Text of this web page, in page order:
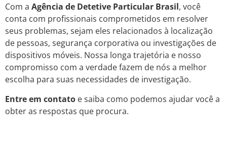
Com a Agência de Detetive Particular Brasil, você
conta com profissionais comprometidos em resolver
seus problemas, sejam eles relacionados à localização
de pessoas, segurança corporativa ou investigações de
dispositivos móveis. Nossa longa trajetória e nosso
compromisso com a verdade fazem de nós a melhor
escolha para suas necessidades de investigação.
Entre em contato e saiba como podemos ajudar você a
obter as respostas que procura.